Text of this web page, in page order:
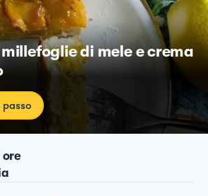
di mele e crema
ore